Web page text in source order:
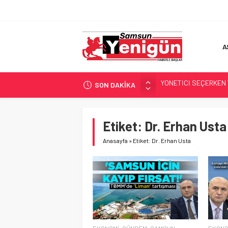
SON DAKİKA
‘BAFRA’YA YATIRIM
İŞTE FINDIK FİYATI!
Etiket: Dr. Erhan Usta
Anasayfa » Etiket: Dr. Erhan Usta